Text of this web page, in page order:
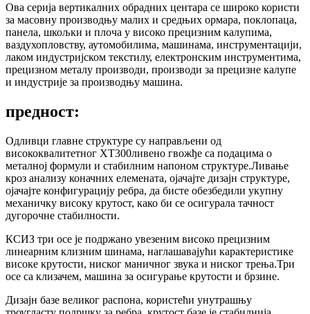
Ова серија вертикалних обрадних центара се широко користи
за масовну производњу малих и средњих ормара, поклопаца,
панела, шкољки и плоча у високо прецизним калупима,
ваздухопловству, аутомобилима, машинама, инструментацији,
лаком индустријском текстилу, електронским инструментима,
прецизном металу производи, производи за прецизне калупе
и индустрије за производњу машина.
предност:
Одливци главне структуре су направљени од
висококвалитетног ХТ300ливено гвожђе са подацима о
металној формули и стабилним напоном структуре.Ливање
кроз анализу коначних елемената, ојачајте дизајн структуре,
ојачајте конфигурацију ребра, да бисте обезбедили укупну
механичку високу крутост, како би се осигурала тачност
дугорочне стабилности.
КСИЗ три осе је подржано увезеним високо прецизним
линеарним клизним шинама, наглашавајући карактеристике
високе крутости, ниског маничног звука и ниског трења.Три
осе са клизачем, машина за осигурање крутости и брзине.
Дизајн базе великог распона, користећи унутрашњу